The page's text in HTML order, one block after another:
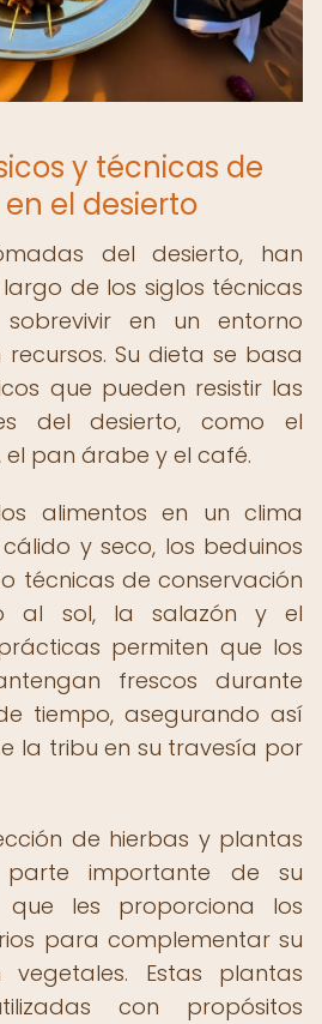
y técnicas de
el desierto
del desierto, han
de los siglos técnicas
en un entorno
Su dieta se basa
que pueden resistir las
del desierto, como el
el pan árabe y el café.
alimentos en un clima
y seco, los beduinos
técnicas de conservación
al sol, la salazón y el
permiten que los
frescos durante
tiempo, asegurando así
la tribu en su travesía por
de hierbas y plantas
parte importante de su
que les proporciona los
para complementar su
Estas plantas
con propósitos